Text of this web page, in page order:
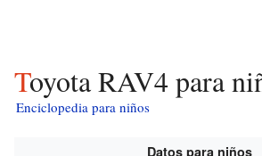
Toyota RAV4 para
Enciclopedia para niños
Datos para niños